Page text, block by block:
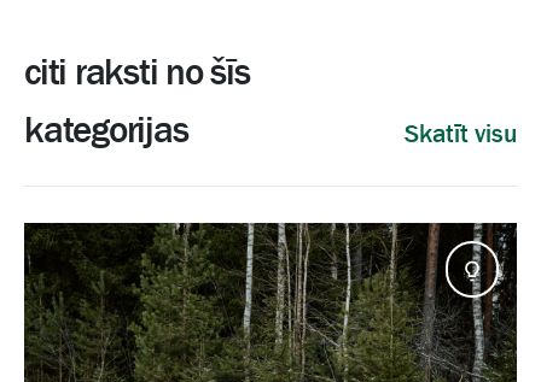
citi raksti no šīs
kategorijas
Skatīt visu